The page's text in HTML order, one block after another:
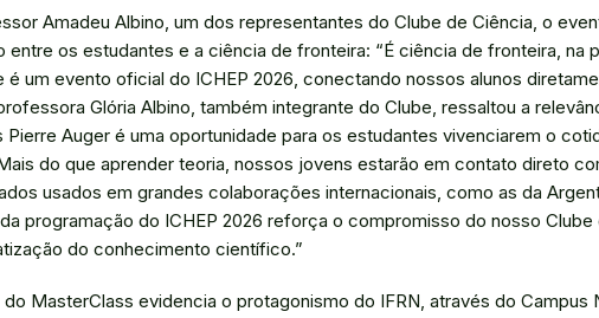
Amadeu Albino, um dos representantes do Clube de Ciência, o
entre os estudantes e a ciência de fronteira: “É ciência de fronteira, na
é um evento oficial do ICHEP 2026, conectando nossos alunos
Glória Albino, também integrante do Clube, ressaltou a
Pierre Auger é uma oportunidade para os estudantes vivenciarem o
do que aprender teoria, nossos jovens estarão em contato direto
usados em grandes colaborações internacionais, como as da
programação do ICHEP 2026 reforça o compromisso do nosso
do conhecimento científico.”
do MasterClass evidencia o protagonismo do IFRN, através do Campus